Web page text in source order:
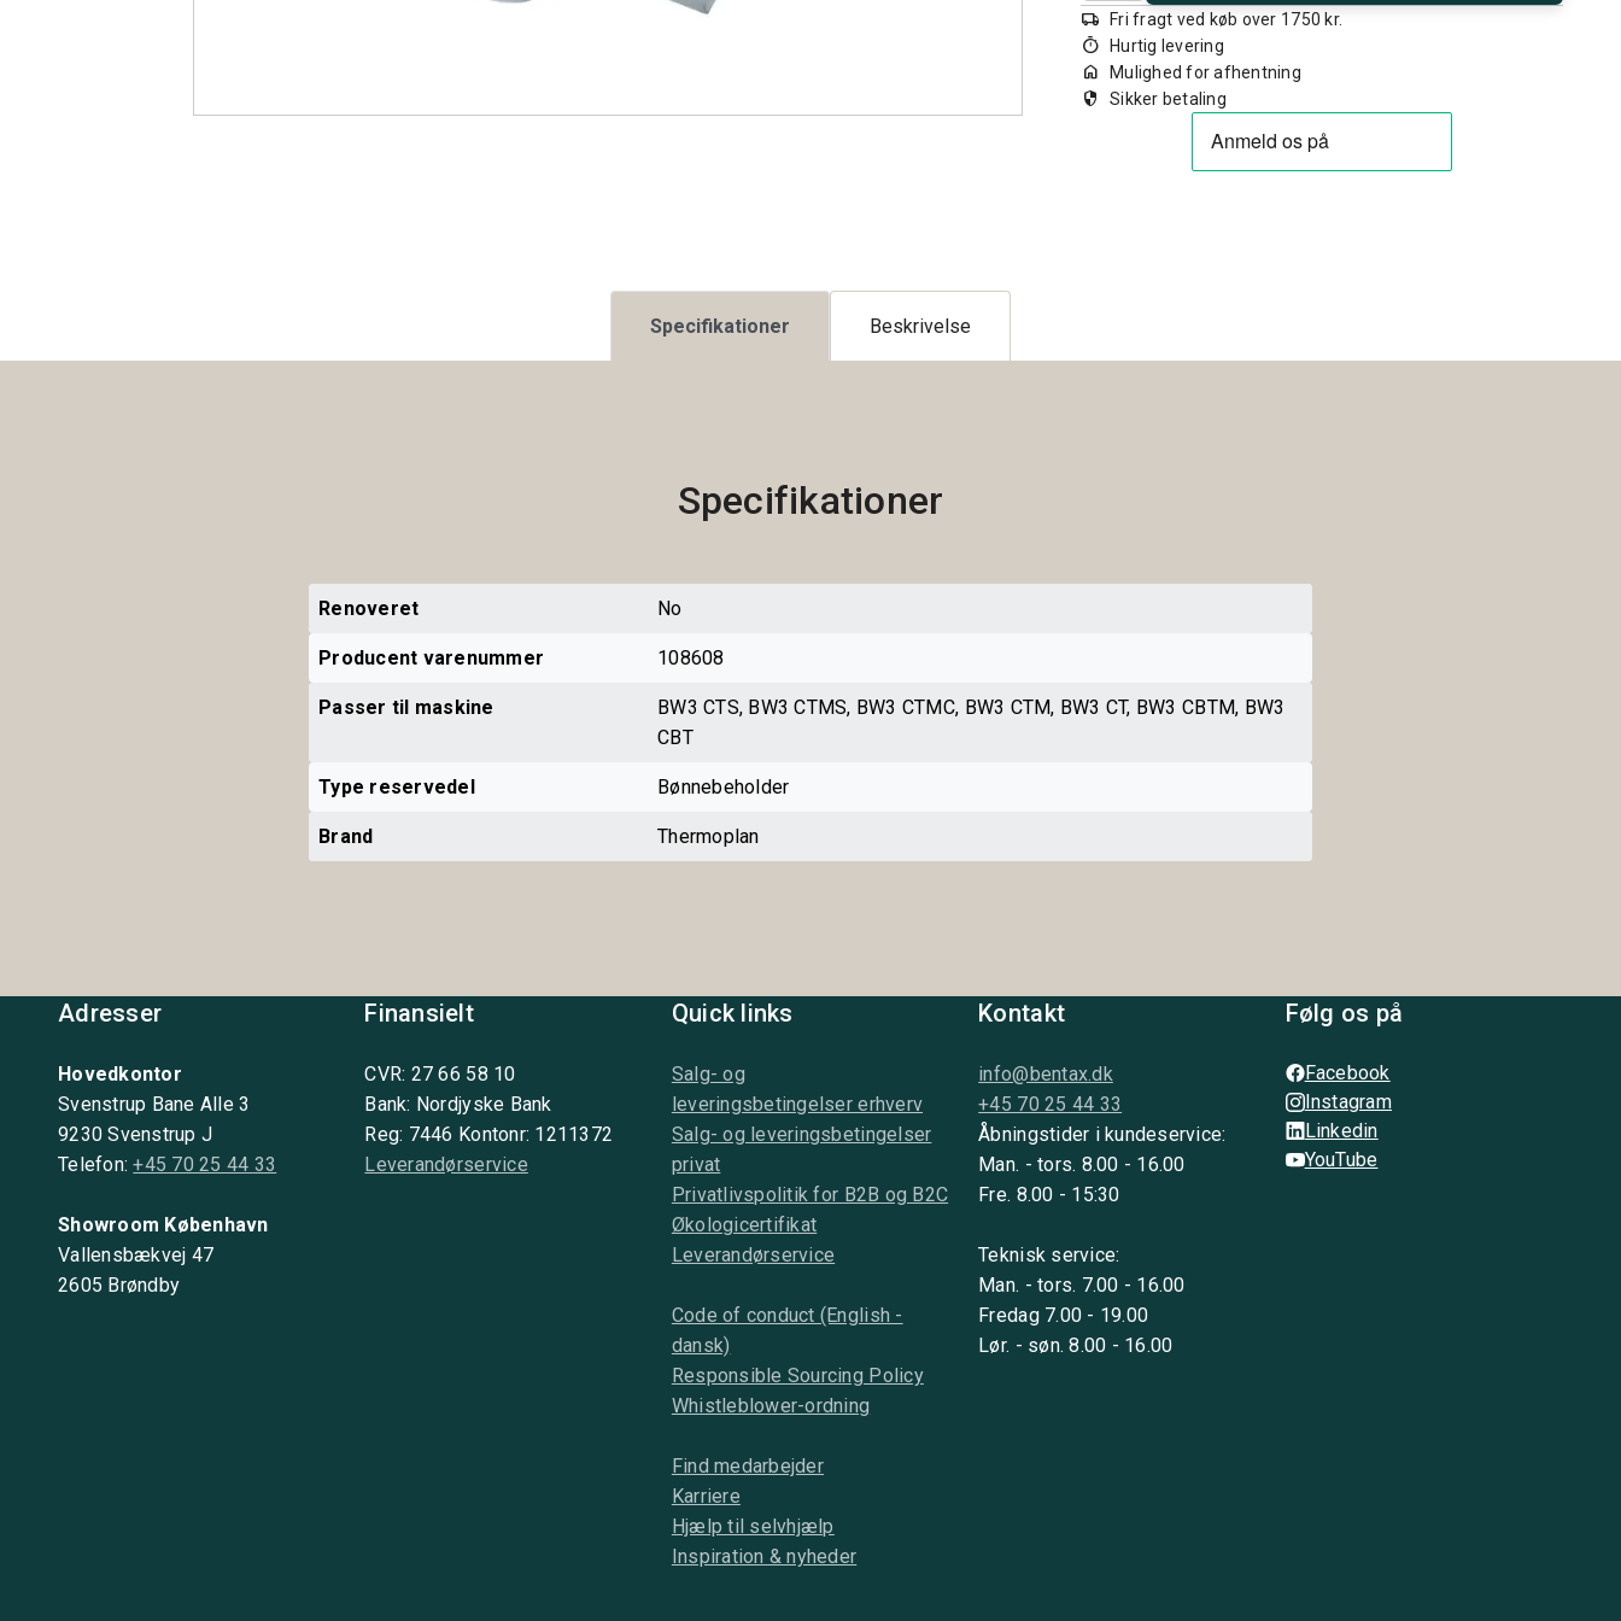
local_shipping Fri fragt ved køb over 1750 kr.
timer Hurtig levering
home Mulighed for afhentning
security Sikker betaling
Specifikationer Beskrivelse
Specifikationer
Renoveret No
Producent varenummer 108608
Passer til maskine
BW3 CTS, BW3 CTMS, BW3 CTMC, BW3 CTM, BW3 CT, BW3 CBTM, BW3
CBT
Type reservedel Bønnebeholder
Brand Thermoplan
Adresser
Hovedkontor
Svenstrup Bane Alle 3
9230 Svenstrup J
Telefon:+45 70 25 44 33
Showroom København
Vallensbækvej 47
2605 Brøndby
Finansielt
CVR: 27 66 58 10
Bank: Nordjyske Bank
Reg: 7446 Kontonr: 1211372
Leverandørservice
Quick links
Salg- og
leveringsbetingelser erhverv
Salg- og leveringsbetingelser
privat
Privatlivspolitik for B2B og B2C
Økologicertifikat
Leverandørservice
Code of conduct (English -
dansk)
Responsible Sourcing Policy
Whistleblower-ordning
Find medarbejder
Karriere
Hjælp til selvhjælp
Inspiration & nyheder
Kontakt
info@bentax.dk
+45 70 25 44 33
Åbningstider i kundeservice:
Man. - tors. 8.00 - 16.00
Fre. 8.00 - 15:30
Teknisk service:
Man. - tors. 7.00 - 16.00
Fredag 7.00 - 19.00
Lør. - søn. 8.00 - 16.00
Følg os på
Facebook
Instagram
Linkedin
YouTube